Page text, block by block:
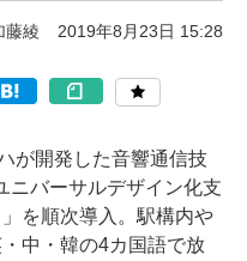
藤綾 2019年8月23日 15:28
が開発した音響通信技
ニバーサルデザイン化支
を順次導入。駅構内や
中・韓の4カ国語で放